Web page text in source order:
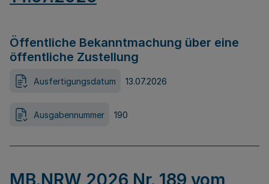
Öffentliche Bekanntmachung über eine
öffentliche Zustellung
Ausfertigungsdatum 13.07.2026
Ausgabennummer 190
MB.NRW 2026 Nr. 189 vom